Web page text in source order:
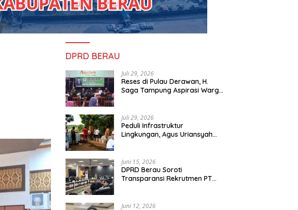
DPRD BERAU
Juli 29, 2026
Reses di Pulau Derawan, H.
Saga Tampung Aspirasi Warga
Juli 29, 2026
Peduli Infrastruktur
Lingkungan, Agus Uriansyah
Juni 15, 2026
DPRD Berau Soroti
Transparansi Rekrutmen PT
Juni 12, 2026